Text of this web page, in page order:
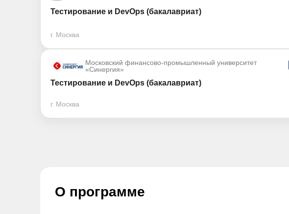
Тестирование и DevOps (бакалавриат)
г. Москва
Московский финансово-промышленный университет
«Синергия»
Тестирование и DevOps (бакалавриат)
г. Москва
О программе